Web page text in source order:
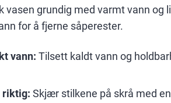
vasen grundig med varmt vann og
for å fjerne såperester.
vann: Tilsett kaldt vann og
riktig: Skjær stilkene på skrå med